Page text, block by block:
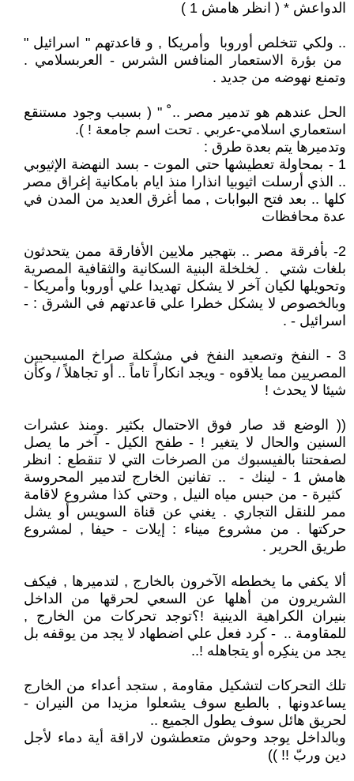
الدواعش * ( انظر هامش 1 )
.. ولكي تتخلص أوروبا وأمريكا , و قاعدتهم " اسرائيل "
من بؤرة الاستعمار المنافس الشرس - العربسلامي .
وتمنع نهوضه من جديد .
الحل عندهم هو تدمير مصر .. ْ " ( بسبب وجود مستنقع
استعماري اسلامي-عربي . تحت اسم جامعة ! ).
وتدميرها يتم بعدة طرق :
1 - بمحاولة تعطيشها حتي الموت - بسد النهضة الإثيوبي
.. الذي أرسلت اثيوبيا انذارا منذ ايام بامكانية إغراق مصر
كلها .. بعد فتح البوابات , مما أغرق العديد من المدن في
عدة محافظات
2- بأفرقة مصر .. بتهجير ملايين الأفارقة ممن يتحدثون
بلغات شتي . لخلخلة البنية السكانية والثقافية المصرية
وتحويلها لكيان آخر لا يشكل تهديدا علي أوروبا وأمريكا -
وبالخصوص لا يشكل خطرا علي قاعدتهم في الشرق : -
اسرائيل - .
3 - النفخ وتصعيد النفخ في مشكلة صراخ المسيحيين
المصريين مما يلاقوه - ويجد انكاراً تاماً .. أو تجاهلاً / وكأن
شيئا لا يحدث !
(( الوضع قد صار فوق الاحتمال بكثير .ومنذ عشرات
السنين والحال لا يتغير ! - طفح الكيل - آخر ما يصل
لصفحتنا بالفيسبوك من الصرخات التي لا تنقطع : انظر
هامش 1 - لينك - .. تفانين الخارج لتدمير المحروسة
كثيرة - من حبس مياه النيل , وحتي كذا مشروع لاقامة
ممر للنقل التجاري . يغني عن قناة السويس أو يشل
حركتها . من مشروع ميناء : إيلات - حيفا , لمشروع
طريق الحرير .
ألا يكفي ما يخططه الآخرون بالخارج , لتدميرها , فيكف
الشريرون من أهلها عن السعي لحرقها من الداخل
بنيران الكراهية الدينية !؟توجد تحركات من الخارج ,
للمقاومة .. - كرد فعل علي اضطهاد لا يجد من يوقفه بل
يجد من ينكِره أو يتجاهله !..
تلك التحركات لتشكيل مقاومة , ستجد أعداء من الخارج
يساعدونها , بالطبع سوف يشعلوا مزيدا من النيران -
لحريق هائل سوف يطول الجميع ..
وبالداخل يوجد وحوش متعطشون لاراقة أية دماء لأجل
دين وربّ !! ))